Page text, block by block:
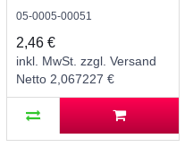
CMOS, -40..125 °C
05-0005-00051
2,46 €
inkl. MwSt. zzgl. Versand
Netto 2,067227 €